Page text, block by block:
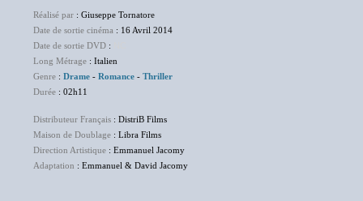
Réalisé par : Giuseppe Tornatore
Date de sortie cinéma : 16 Avril 2014
Date de sortie DVD :
Long Métrage : Italien
Genre : Drame - Romance - Thriller
Durée : 02h11
Distributeur Français : DistriB Films
Maison de Doublage : Libra Films
Direction Artistique : Emmanuel Jacomy
Adaptation : Emmanuel & David Jacomy